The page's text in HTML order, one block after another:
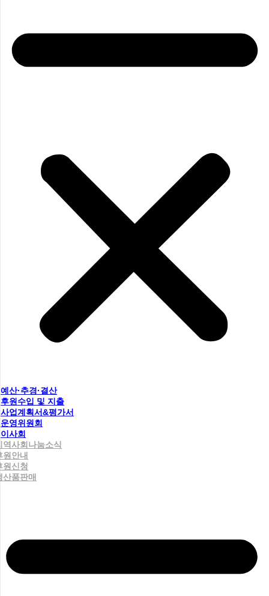
예산·추경·결산
후원수입 및 지출
사업계획서&평가서
운영위원회
이사회
역사회나눔소식
원안내
원신청
산품판매